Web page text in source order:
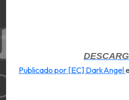
Publicado por [EC] DarkAngel